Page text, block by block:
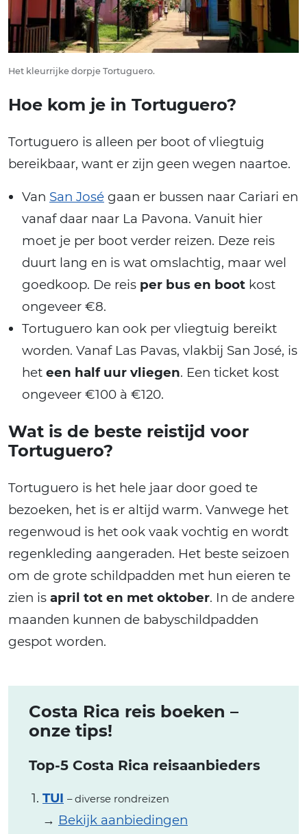
Het kleurrijke dorpje Tortuguero.
Hoe kom je in Tortuguero?
Tortuguero is alleen per boot of vliegtuig
bereikbaar, want er zijn geen wegen naartoe.
Van San José gaan er bussen naar Cariari en
vanaf daar naar La Pavona. Vanuit hier
moet je per boot verder reizen. Deze reis
duurt lang en is wat omslachtig, maar wel
goedkoop. De reis per bus en boot kost
ongeveer €8.
Tortuguero kan ook per vliegtuig bereikt
worden. Vanaf Las Pavas, vlakbij San José, is
het een half uur vliegen. Een ticket kost
ongeveer €100 à €120.
Wat is de beste reistijd voor
Tortuguero?
Tortuguero is het hele jaar door goed te
bezoeken, het is er altijd warm. Vanwege het
regenwoud is het ook vaak vochtig en wordt
regenkleding aangeraden. Het beste seizoen
om de grote schildpadden met hun eieren te
zien is april tot en met oktober. In de andere
maanden kunnen de babyschildpadden
gespot worden.
Costa Rica reis boeken –
onze tips!
Top-5 Costa Rica reisaanbieders
TUI – diverse rondreizen
→ Bekijk aanbiedingen